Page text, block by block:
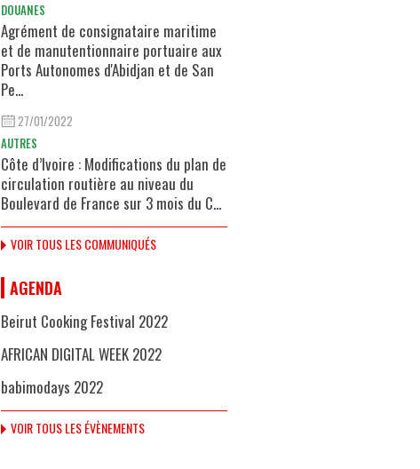
DOUANES
Agrément de consignataire maritime
et de manutentionnaire portuaire aux
Ports Autonomes d'Abidjan et de San
Pe...
27/01/2022
AUTRES
Côte d’Ivoire : Modifications du plan de
circulation routière au niveau du
Boulevard de France sur 3 mois du C...
VOIR TOUS LES COMMUNIQUÉS
AGENDA
Beirut Cooking Festival 2022
AFRICAN DIGITAL WEEK 2022
babimodays 2022
VOIR TOUS LES ÉVÈNEMENTS